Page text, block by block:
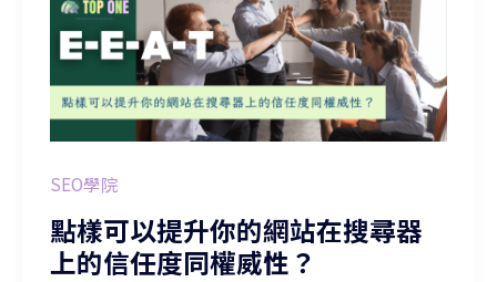
SEO學院
點樣可以提升你的網站在搜尋器
上的信任度同權威性？